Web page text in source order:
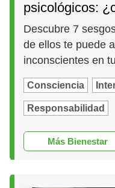
psicológicos:
Descubre 7
de ellos te puede
inconscientes en
Consciencia
Responsabilidad
Más Bienestar